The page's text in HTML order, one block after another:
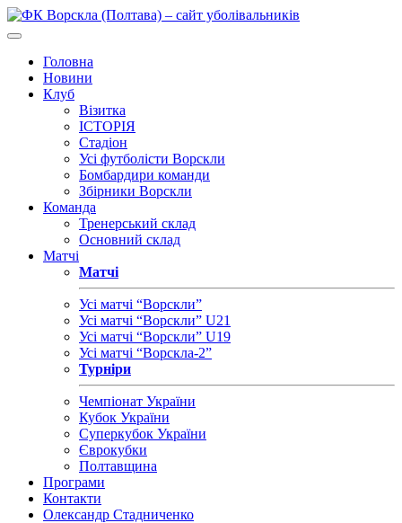
Головна
Новини
Клуб
Візитка
ІСТОРІЯ
Стадіон
Усі футболісти Ворскли
Бомбардири команди
Збірники Ворскли
Команда
Тренерський склад
Основний склад
Матчі
Матчі
Усі матчі “Ворскли”
Усі матчі “Ворскли” U21
Усі матчі “Ворскли” U19
Усі матчі “Ворскла-2”
Турніри
Чемпіонат України
Кубок України
Суперкубок України
Єврокубки
Полтавщина
Програми
Контакти
Олександр Стадниченко